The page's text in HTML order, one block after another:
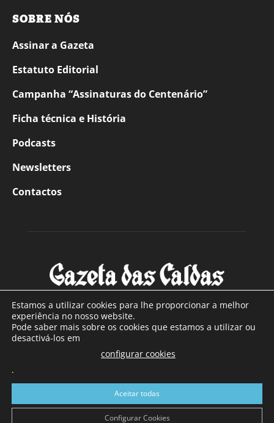
SOBRE NÓS
Assinar a Gazeta
Estatuto Editorial
Campanha “Assinaturas do Centenário”
Ficha técnica e História
Podcasts
Newsletters
Contactos
SOBRE NÓS
Com sede nas Caldas da Rainha e mais de 90 anos de
a sul de distrito de Leiria, com mais de 40.000 leitores por
toda a região Oeste. Jornal com distribuição em Portugal
Continental e assinatura online.
Estamos a utilizar cookies para lhe proporcionar a melhor
experiência no nosso website.
Pode saber mais sobre os cookies que estamos a utilizar ou
desactivá-los em
configurar cookies
.
Aceitar todas
Configurar Cookies